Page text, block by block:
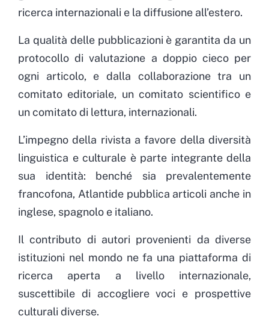
ricerca internazionali e la diffusione all’estero.
La qualità delle pubblicazioni è garantita da un
protocollo di valutazione a doppio cieco per
ogni articolo, e dalla collaborazione tra un
comitato editoriale, un comitato scientifico e
un comitato di lettura, internazionali.
L’impegno della rivista a favore della diversità
linguistica e culturale è parte integrante della
sua identità: benché sia prevalentemente
francofona, Atlantide pubblica articoli anche in
inglese, spagnolo e italiano.
Il contributo di autori provenienti da diverse
istituzioni nel mondo ne fa una piattaforma di
ricerca aperta a livello internazionale,
suscettibile di accogliere voci e prospettive
culturali diverse.